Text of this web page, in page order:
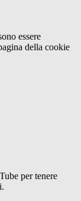
essere
della cookie
per tenere